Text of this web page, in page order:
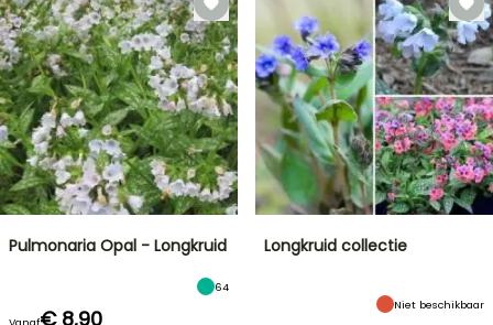
Pulmonaria Opal - Longkruid
64
€ 8,90
Longkruid collectie
Niet beschikbaar